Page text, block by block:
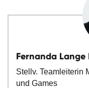
Fernanda
Stellv. Teamleiterin
und Games